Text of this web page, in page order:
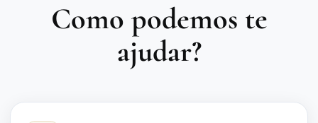
Como podemos te
ajudar?